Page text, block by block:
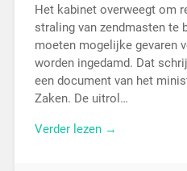
Het kabinet overweegt om
straling van zendmasten te
moeten mogelijke gevaren
worden ingedamd. Dat
een document van het
Zaken. De uitrol…
Verder lezen →